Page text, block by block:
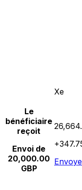
Xe
Le
bénéficiaire
reçoit
Envoi de
20,000.00
GBP